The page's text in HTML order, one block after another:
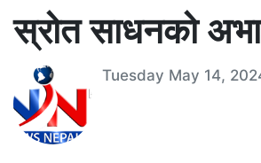
स्रोत साधनको
Tuesday May 14,